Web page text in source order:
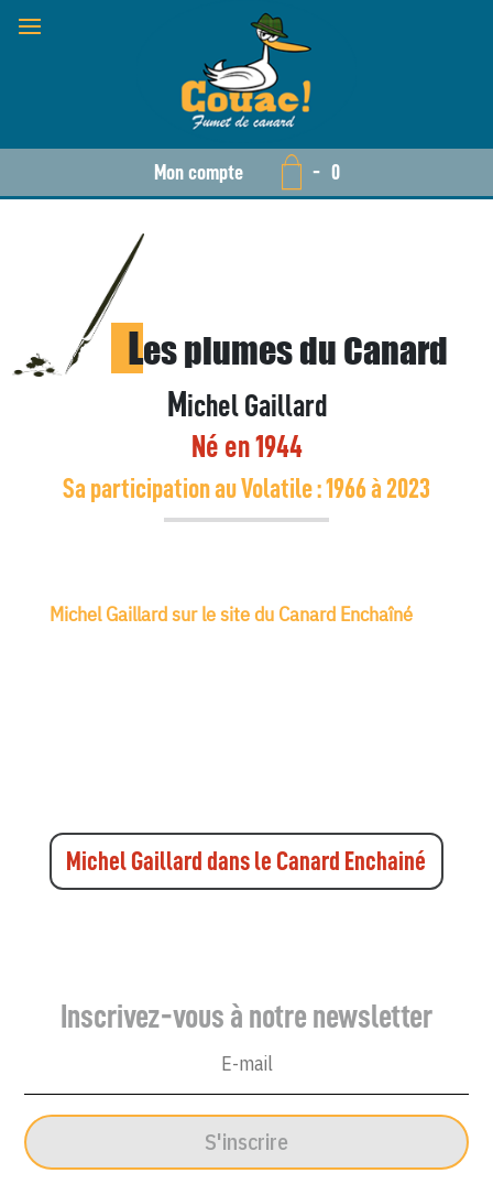
Mon compte - 0
Les plumes du Canard
M ichel Gaillard
Né en 1944
Sa participation au Volatile : 1966 à 2023
Michel Gaillard sur le site du Canard Enchaîné
Michel Gaillard dans le Canard Enchainé
Inscrivez-vous à notre newsletter
S'inscrire